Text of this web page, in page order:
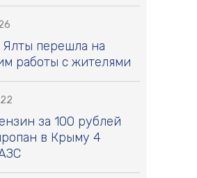
перешла на
работы с жителями
за 100 рублей
в Крыму 4